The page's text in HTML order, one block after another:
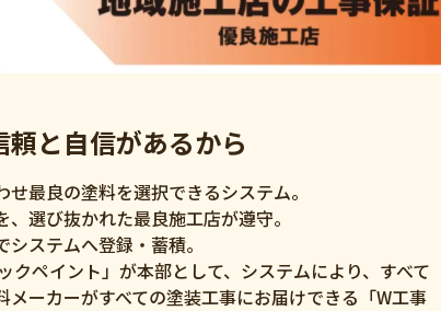
と自信があるから
最良の塗料を選択できるシステム。
選び抜かれた最良施工店が遵守。
ステムへ登録・蓄積。
ペイント」が本部として、システムにより、すべて
ーカーがすべての塗装工事にお届けできる「W工事